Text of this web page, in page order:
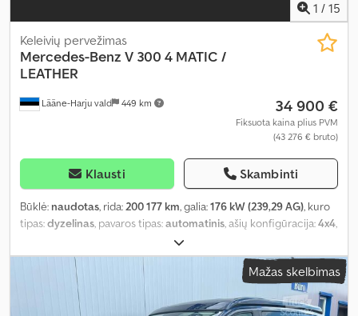
1 / 15
Lääne-Harju vald 449 km
Keleivių pervežimas
Mercedes-Benz V 300 4 MATIC /
LEATHER
34 900 €
Fiksuota kaina plius PVM
(43 276 € bruto)
Klausti Skambinti
Būklė: naudotas, rida:200 177 km, galia:176 kW (239,29 AG), kuro
tipas:dyzelinas, pavaros tipas:automatinis, ašių konfigūracija:4x4,
, emisijos klasė:
Gamybos metai:2021, Įranga:centrinis užraktas, kruizo kontrolė,
oro kondicionavimas, sėdynės šildytuvas, visų varančiųjų ratų
Mažas skelbimas